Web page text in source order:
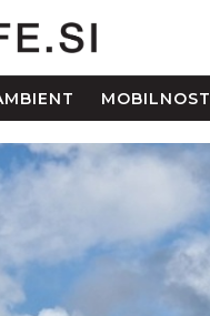
MOBILNOST